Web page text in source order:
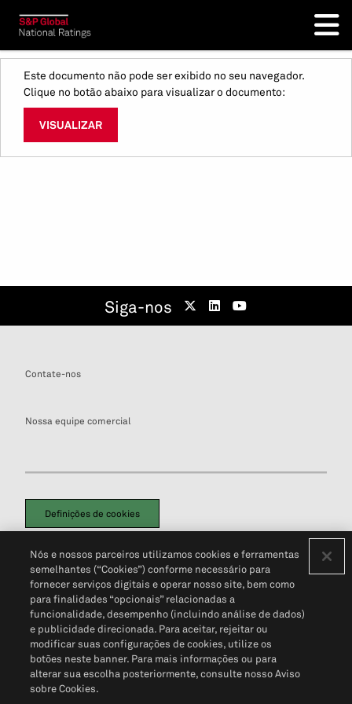
Este documento não pode ser exibido no seu navegador.
Clique no botão abaixo para visualizar o documento:
VISUALIZAR
Siga-nos
Contate-nos
Nossa equipe comercial
Definições de cookies
Política de PrivacidadePortal de privacidade do cliente (em inglês)
Não Venda Minhas Informações Pessoais© 2026 S&P Global
Nós e nossos parceiros utilizamos cookies e ferramentas
semelhantes (“Cookies”) conforme necessário para
fornecer serviços digitais e operar nosso site, bem como
para finalidades “opcionais” relacionadas a
funcionalidade, desempenho (incluindo análise de dados)
e publicidade direcionada. Para aceitar, rejeitar ou
modificar suas configurações de cookies, utilize os
botões neste banner. Para mais informações ou para
alterar sua escolha posteriormente, consulte nosso Aviso
sobre Cookies.